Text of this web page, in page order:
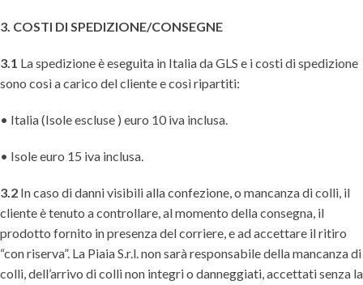
3. COSTI DI SPEDIZIONE/CONSEGNE
3.1 La spedizione è eseguita in Italia da GLS e i costi di spedizione
sono così a carico del cliente e così ripartiti:
• Italia (Isole escluse ) euro 10 iva inclusa.
• Isole euro 15 iva inclusa.
3.2 In caso di danni visibili alla confezione, o mancanza di colli, il
cliente è tenuto a controllare, al momento della consegna, il
prodotto fornito in presenza del corriere, e ad accettare il ritiro
“con riserva”. La Piaia S.r.l. non sarà responsabile della mancanza di
colli, dell’arrivo di colli non integri o danneggiati, accettati senza la